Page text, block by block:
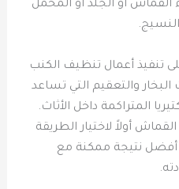
أو الجلد أو المخمل
النسيج.
تنفيذ أعمال تنظيف الكنب
والتعقيم التي تساعد
المتراكمة داخل الأثاث.
أولاً لاختيار الطريقة
أفضل نتيجة ممكنة مع